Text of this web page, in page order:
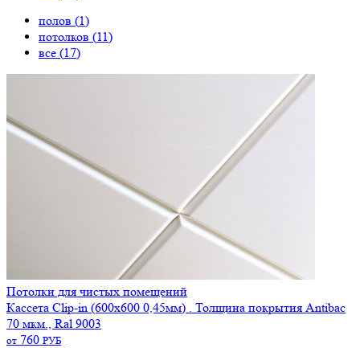
полов (1)
потолков (11)
все (17)
Потолки для чистых помещений
Кассета Clip-in (600х600 0,45мм) . Толщина покрытия Antibac
70 мкм., Ral 9003
от 760 РУБ